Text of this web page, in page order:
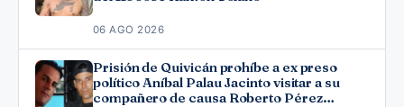
06 AGO 2026
Prisión de Quivicán prohíbe a ex preso
político Aníbal Palau Jacinto visitar a su
compañero de causa Roberto Pérez